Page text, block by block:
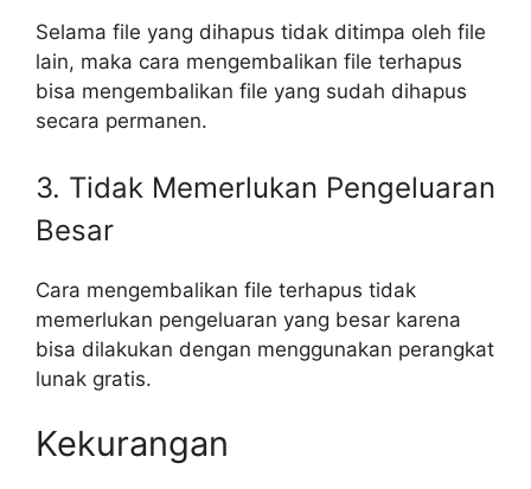
Selama file yang dihapus tidak ditimpa oleh file
lain, maka cara mengembalikan file terhapus
bisa mengembalikan file yang sudah dihapus
secara permanen.
3. Tidak Memerlukan Pengeluaran
Besar
Cara mengembalikan file terhapus tidak
memerlukan pengeluaran yang besar karena
bisa dilakukan dengan menggunakan perangkat
lunak gratis.
Kekurangan